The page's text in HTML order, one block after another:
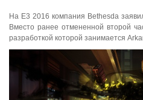
На E3 2016 компания Bethesda
Вместо ранее отмененной второй
разработкой которой занимается